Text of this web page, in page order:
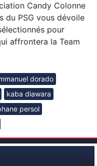
Candy Colonne
du PSG vous dévoile
pour
affrontera la Team
dorado
kaba diawara
persol